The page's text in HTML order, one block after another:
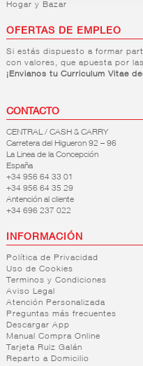
Hogar y Bazar
OFERTAS DE EMPLEO
Si estás dispuesto a formar
con valores, que apuesta por
¡Envianos tu Curriculum Vitae
CONTACTO
CENTRAL / CASH & CARRY
Carretera del Higueron 92 – 96
La Linea de la Concepción
España
+34 956 64 33 01
+34 956 64 35 29
Antención al cliente
+34 696 237 022
INFORMACIÓN
Política de Privacidad
Uso de Cookies
Terminos y Condiciones
Aviso Legal
Atención Personalizada
Preguntas más frecuentes
Descargar App
Manual Compra Online
Tarjeta Ruiz Galán
Reparto a Domicilio